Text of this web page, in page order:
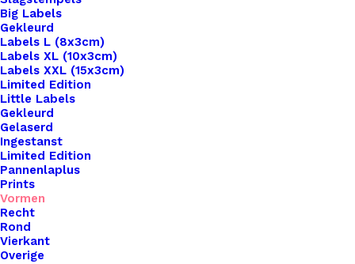
Big Labels
Gekleurd
Labels L (8x3cm)
Labels XL (10x3cm)
Labels XXL (15x3cm)
Limited Edition
Little Labels
Gekleurd
Gelaserd
Ingestanst
Limited Edition
Pannenlaplus
Prints
Vormen
Recht
Rond
Vierkant
OverigeSluiting Mini Labels